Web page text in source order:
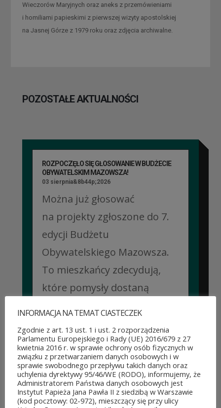
Wieczorów Maryjnych oraz aneks z przemówieniami
i homiliami papieskimi z pierwszej wizyty apostolskiej
na Jasnej Górze z 1979 roku oraz zdjęcia archiwalne.
POZOSTAŁE AKTUALNOŚCI
ROZPOCZĘŁO SIĘ GŁOSOWANIE W BUDŻECIE
OBYWATELSKIM MAZOWSZA!
03 sierpnia&8b44p;2026
Można już głosować
na projekty zgłoszone do 7.
edycji Budżetu
Obywatelskiego Mazowsza.
To mieszkańcy zdecydują,
które pomysły dostaną
mazowieckiego. Do rozdania
jest aż 30 mln zł! Mieszkańcy
województwa mazowieckiego
po...
INFORMACJA NA TEMAT CIASTECZEK
Zgodnie z art. 13 ust. 1 i ust. 2 rozporządzenia
Parlamentu Europejskiego i Rady (UE) 2016/679 z 27
kwietnia 2016 r. w sprawie ochrony osób fizycznych w
związku z przetwarzaniem danych osobowych i w
sprawie swobodnego przepływu takich danych oraz
uchylenia dyrektywy 95/46/WE (RODO), informujemy, że
Administratorem Państwa danych osobowych jest
Instytut Papieża Jana Pawła II z siedzibą w Warszawie
(kod pocztowy: 02-972), mieszczący się przy ulicy